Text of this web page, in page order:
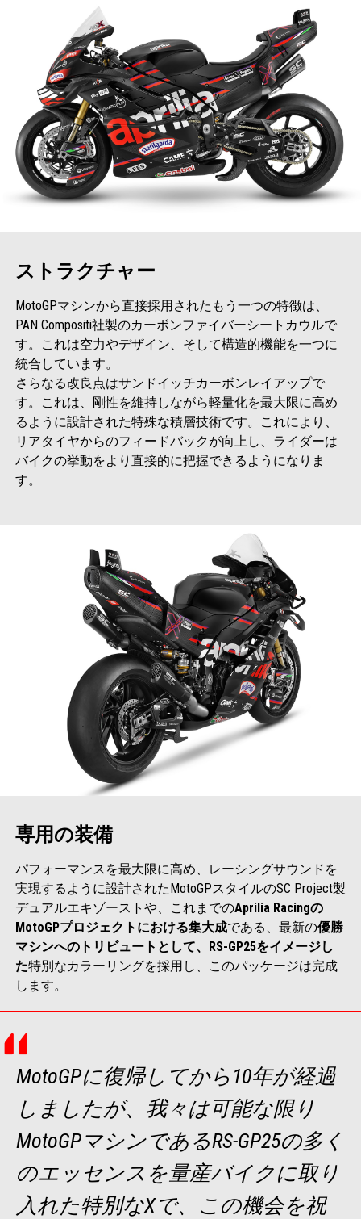
ストラクチャー
MotoGPマシンから直接採用されたもう一つの特徴は、
PAN Compositi社製のカーボンファイバーシートカウルで
す。これは空力やデザイン、そして構造的機能を一つに
統合しています。
さらなる改良点はサンドイッチカーボンレイアップで
す。これは、剛性を維持しながら軽量化を最大限に高め
るように設計された特殊な積層技術です。これにより、
リアタイヤからのフィードバックが向上し、ライダーは
バイクの挙動をより直接的に把握できるようになりま
す。
専用の装備
パフォーマンスを最大限に高め、レーシングサウンドを
実現するように設計されたMotoGPスタイルのSC Project製
デュアルエキゾーストや、これまでのAprilia Racingの
MotoGPプロジェクトにおける集大成である、最新の優勝
マシンへのトリビュートとして、
RS-GP25をイメージし
た特別なカラーリングを採用し、このパッケージは完成
します。
MotoGPに復帰してから10年が経過
しましたが、我々は可能な限り
MotoGPマシンであるRS-GP25の多く
のエッセンスを量産バイクに取り
入れた特別なXで、この機会を祝